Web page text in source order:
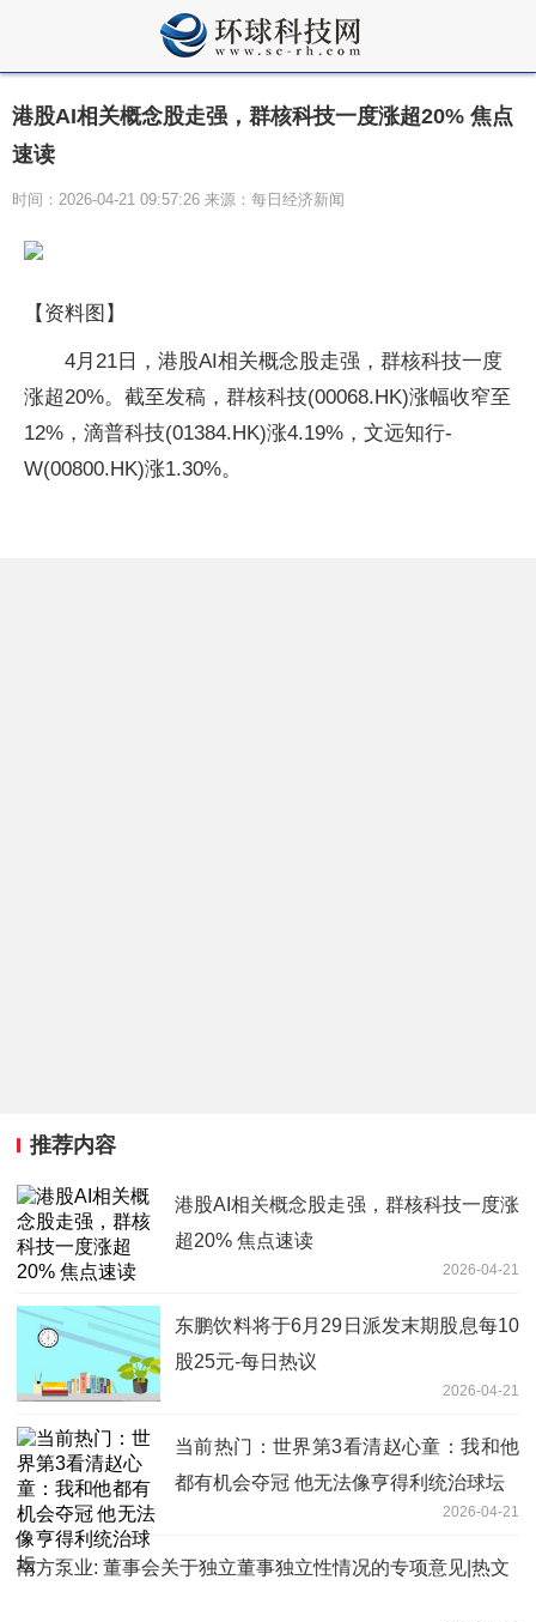
港股AI相关概念股走强，群核科技一度涨超20% 焦点
速读
时间：2026-04-21 09:57:26 来源：每日经济新闻
【资料图】
4月21日，港股AI相关概念股走强，群核科技一度
涨超20%。截至发稿，群核科技(00068.HK)涨幅收窄至
12%，滴普科技(01384.HK)涨4.19%，文远知行-
W(00800.HK)涨1.30%。
推荐内容
港股AI相关概念股走强，群核科技一度涨
超20% 焦点速读
2026-04-21
东鹏饮料将于6月29日派发末期股息每10
股25元-每日热议
2026-04-21
当前热门：世界第3看清赵心童：我和他
都有机会夺冠 他无法像亨得利统治球坛
2026-04-21
南方泵业: 董事会关于独立董事独立性情况的专项意见|热文